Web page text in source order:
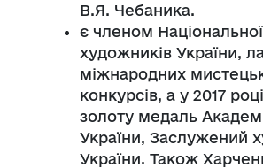
В.Я. Чебаника.
є членом
художників України,
міжнародних
конкурсів, а у 2017
золоту медаль
України, Заслужений
України. Також